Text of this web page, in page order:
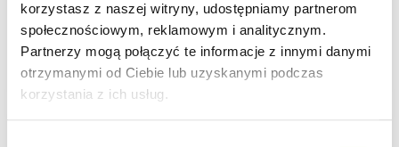
korzystasz z naszej witryny, udostępniamy partnerom
społecznościowym, reklamowym i analitycznym.
Partnerzy mogą połączyć te informacje z innymi danymi
otrzymanymi od Ciebie lub uzyskanymi podczas
korzystania z ich usług.
PLAN MIESZKANIA